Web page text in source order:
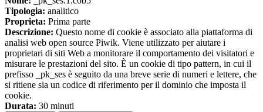
Tipologia: analitico
Proprieta: Prima parte
Descrizione: Questo nome di cookie è associato alla piattaforma di
analisi web open source Piwik. Viene utilizzato per aiutare i
proprietari di siti Web a monitorare il comportamento dei visitatori e
misurare le prestazioni del sito. È un cookie di tipo pattern, in cui il
prefisso _pk_ses è seguito da una breve serie di numeri e lettere, che
si ritiene sia un codice di riferimento per il dominio che imposta il
cookie.
Durata: 30 minuti